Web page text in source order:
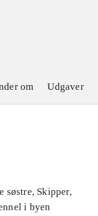
om Udgaver
søstre, Skipper,
i byen